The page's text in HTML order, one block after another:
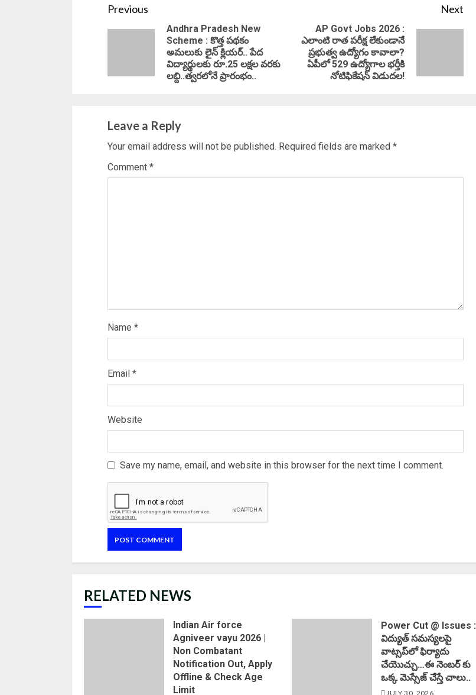
Continue
Reading
Previous
Previous
post:
Andhra Pradesh New
Scheme : కొత్త పథకం
అమలుకు లైన్ క్లియర్.. పేద
విద్యార్థులకు రూ.25 లక్షల వరకు
లబ్ది..త్వరలోనే ప్రారంభం..
Next
post:
AP Govt Jobs 2026 :
ఎలాంటి రాత పరీక్ష లేకుండానే
ప్రభుత్వ ఉద్యోగం కావాలా?
ఏపీలో 529 ఉద్యోగాల భర్తీకి
నోటిఫికేషన్ విడుదల!
Leave a Reply
Your email address will not be published. Required fields are marked *
Comment *
Name *
Email *
Website
Save my name, email, and website in this browser for the next time I comment.
RELATED NEWS
Indian Air force
Agniveer vayu 2026 |
Non Combatant
Notification Out, Apply
Offline & Check Age
Limit
Power Cut @ Issues :
విద్యుత్ సమస్యలపై
వాట్సప్‌లో ఫిర్యాదు
చేయొచ్చు…ఈ నెంబర్ కు
ఒక్క మెస్సేజ్ చేస్తే చాలు..
JULY 30, 2026